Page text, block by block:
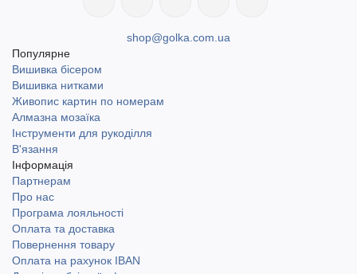
shop@golka.com.ua
Популярне
Вишивка бісером
Вишивка нитками
Живопис картин по номерам
Алмазна мозаїка
Інструменти для рукоділля
В'язання
Інформація
Партнерам
Про нас
Програма лояльності
Оплата та доставка
Повернення товару
Оплата на рахунок IBAN